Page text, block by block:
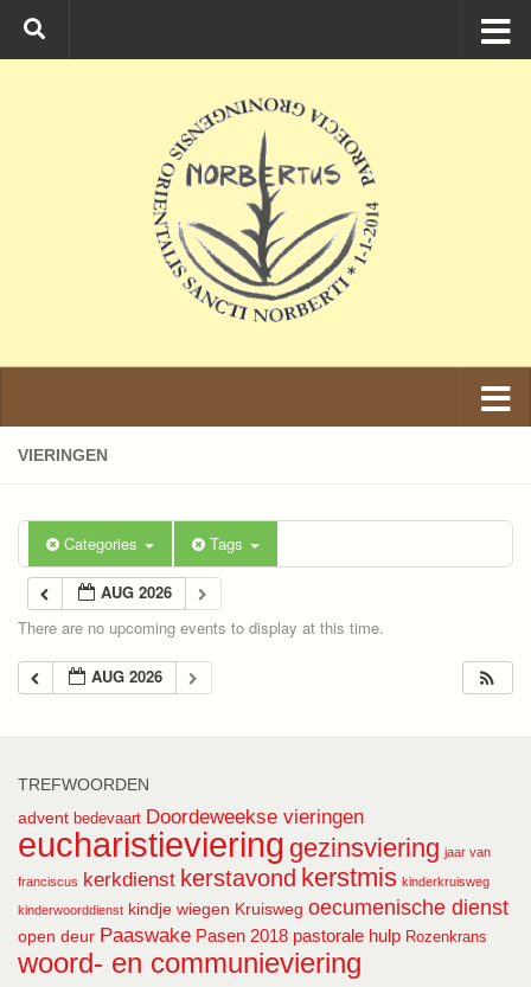
Ga naar de inhoud
VIERINGEN
Categories Tags
AUG 2026
There are no upcoming events to display at this time.
AUG 2026
TREFWOORDEN
advent bedevaart Doordeweekse vieringen
eucharistieviering gezinsviering jaar van
franciscus kerkdienst kerstavond kerstmis kinderkruisweg
kinderwoorddienst kindje wiegen Kruisweg oecumenische dienst
open deur Paaswake Pasen 2018 pastorale hulp Rozenkrans
woord- en communieviering